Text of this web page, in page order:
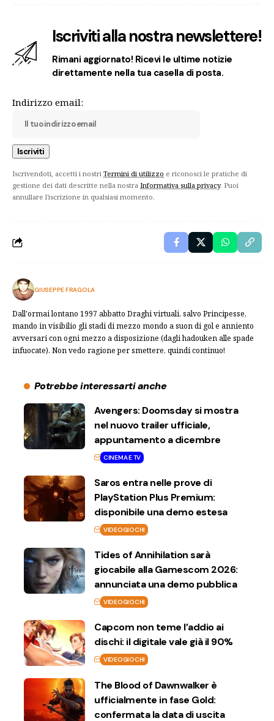
Iscriviti alla nostra newslettere!
Rimani aggiornato! Ricevi le ultime notizie
direttamente nella tua casella di posta.
Indirizzo email:
Iscrivendoti, accetti i nostri Termini di utilizzo e riconosci le pratiche di
gestione dei dati descritte nella nostra Informativa sulla privacy. Puoi
annullare l'iscrizione in qualsiasi momento.
GIUSEPPE FRAGOLA
Dall'ormai lontano 1997 abbatto Draghi virtuali, salvo Principesse,
mando in visibilio gli stadi di mezzo mondo a suon di gol e anniento
avversari con ogni mezzo a disposizione (dagli hadouken alle spade
infuocate). Non vedo ragione per smettere, quindi continuo!
Potrebbe interessarti anche
Avengers: Doomsday si mostra
nel nuovo trailer ufficiale,
appuntamento a dicembre
CINEMA E TV
Saros entra nelle prove di
PlayStation Plus Premium:
disponibile una demo estesa
VIDEOGIOCHI
Tides of Annihilation sarà
giocabile alla Gamescom 2026:
annunciata una demo pubblica
VIDEOGIOCHI
Capcom non teme l’addio ai
dischi: il digitale vale già il 90%
VIDEOGIOCHI
The Blood of Dawnwalker è
ufficialmente in fase Gold:
confermata la data di uscita